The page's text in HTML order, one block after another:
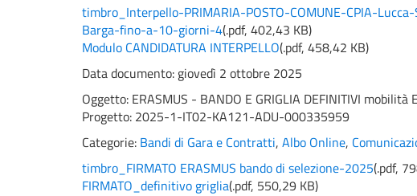
timbro_Interpello-PRIMARIA-POSTO-COMUNE-CPIA-
Barga-fino-a-10-giorni-4(.pdf, 402,43 KB)
Modulo CANDIDATURA INTERPELLO(.pdf, 458,42 KB)
Data documento: giovedì 2 ottobre 2025
Oggetto: ERASMUS - BANDO E GRIGLIA DEFINITIVI mobilità
Progetto: 2025-1-IT02-KA121-ADU-000335959
Categorie: Bandi di Gara e Contratti, Albo Online,
timbro_FIRMATO ERASMUS bando di selezione-2025(.pdf,
FIRMATO_definitivo griglia(.pdf, 550,29 KB)